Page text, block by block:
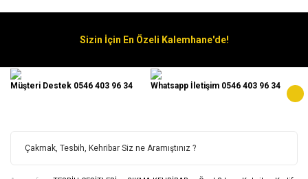
Sizin İçin En Özeli Kalemhane'de!
Müşteri Destek 0546 403 96 34 Whatsapp İletişim 0546 403 96 34